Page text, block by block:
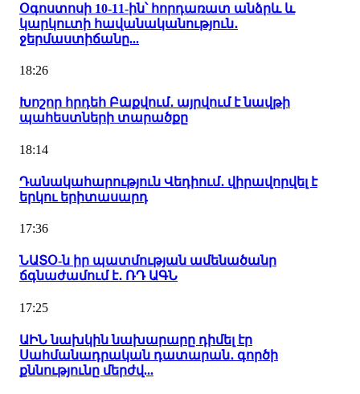
Օգոստոսի 10-11-ին՝ հորդառատ անձրև և
կարկուտի հավանականություն․
ջերմաստիճանը...
18:26
Խոշոր հրդեհ Բաքվում․ այրվում է նավթի
պահեստների տարածքը
18:14
Դանակահարություն Վեդիում․ վիրավորվել է
երկու երիտասարդ
17:36
ՆԱՏՕ-ն իր պատմության ամենածանր
ճգնաժամում է․ ՌԴ ԱԳՆ
17:25
ԱԻՆ նախկին նախարարը դիմել էր
Սահմանադրական դատարան․ գործի
քննությունը մերժվ...